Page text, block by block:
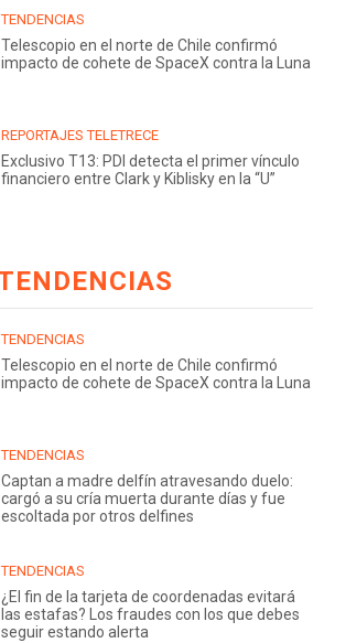
TENDENCIAS
Telescopio en el norte de Chile confirmó
impacto de cohete de SpaceX contra la Luna
REPORTAJES TELETRECE
Exclusivo T13: PDI detecta el primer vínculo
financiero entre Clark y Kiblisky en la “U”
TENDENCIAS
Telescopio en el norte de Chile confirmó
impacto de cohete de SpaceX contra la Luna
TENDENCIAS
Captan a madre delfín atravesando duelo:
cargó a su cría muerta durante días y fue
escoltada por otros delfines
TENDENCIAS
¿El fin de la tarjeta de coordenadas evitará
las estafas? Los fraudes con los que debes
seguir estando alerta